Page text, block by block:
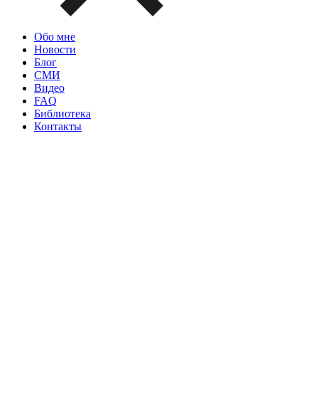
Обо мне
Новости
Блог
СМИ
Видео
FAQ
Библиотека
Контакты